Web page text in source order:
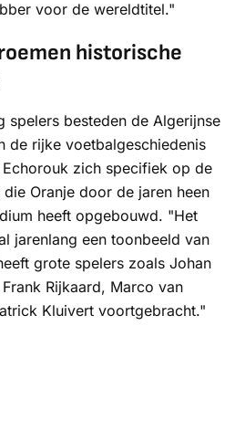
voor de wereldtitel."
historische
spelers besteden de Algerijnse
de rijke voetbalgeschiedenis
Echorouk zich specifiek op de
Oranje door de jaren heen
heeft opgebouwd. "Het
jarenlang een toonbeeld van
grote spelers zoals Johan
Rijkaard, Marco van
Kluivert voortgebracht."